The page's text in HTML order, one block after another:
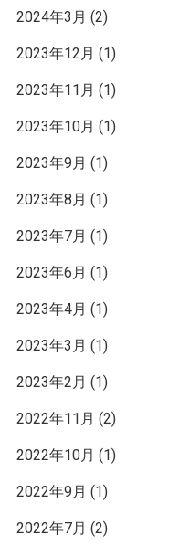
2024年3月 (2)
2023年12月 (1)
2023年11月 (1)
2023年10月 (1)
2023年9月 (1)
2023年8月 (1)
2023年7月 (1)
2023年6月 (1)
2023年4月 (1)
2023年3月 (1)
2023年2月 (1)
2022年11月 (2)
2022年10月 (1)
2022年9月 (1)
2022年7月 (2)